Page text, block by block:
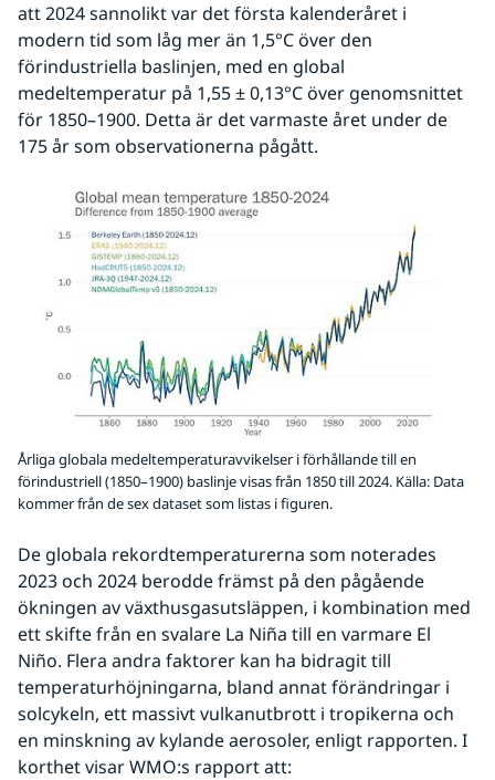
att 2024 sannolikt var det första kalenderåret i
modern tid som låg mer än 1,5°C över den
förindustriella baslinjen, med en global
medeltemperatur på 1,55 ± 0,13°C över genomsnittet
för 1850–1900. Detta är det varmaste året under de
175 år som observationerna pågått.
Årliga globala medeltemperaturavvikelser i förhållande till en
förindustriell (1850–1900) baslinje visas från 1850 till 2024. Källa: Data
kommer från de sex dataset som listas i figuren.
De globala rekordtemperaturerna som noterades
2023 och 2024 berodde främst på den pågående
ökningen av växthusgasutsläppen, i kombination med
ett skifte från en svalare La Niña till en varmare El
Niño. Flera andra faktorer kan ha bidragit till
temperaturhöjningarna, bland annat förändringar i
solcykeln, ett massivt vulkanutbrott i tropikerna och
en minskning av kylande aerosoler, enligt rapporten. I
korthet visar WMO:s rapport att: